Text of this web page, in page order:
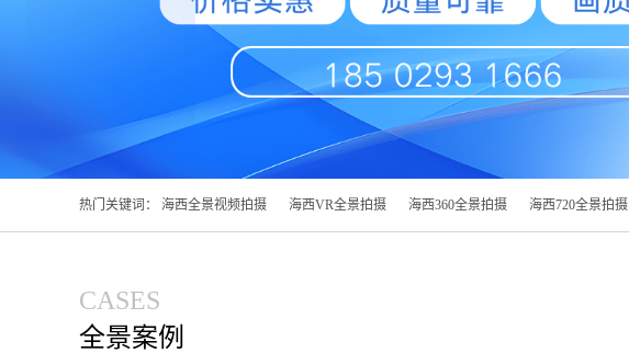
热门关键词： 海西全景视频拍摄 海西VR全景拍摄 海西360全景拍摄 海西720全景拍摄
CASES
全景案例